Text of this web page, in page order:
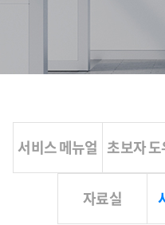
서비스 메뉴얼 초보자 도
자료실